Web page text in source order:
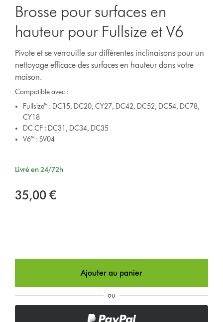
Brosse pour surfaces en
hauteur pour Fullsize et V6
Pivote et se verrouille sur différentes inclinaisons pour un
nettoyage efficace des surfaces en hauteur dans votre
maison.
Compatible avec :
Fullsize™ : DC15, DC20, CY27, DC42, DC52, DC54, DC78,
CY18
DC CF : DC31, DC34, DC35
V6™ : SV04
Livré en 24/72h
35,00 €
Ajouter au panier
ou